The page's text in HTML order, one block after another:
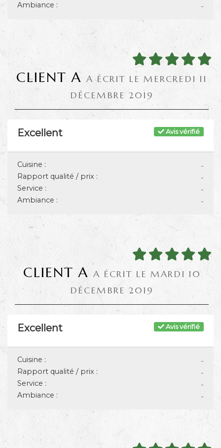
-
Ambiance :
CLIENT A A ÉCRIT LE MERCREDI 11
DÉCEMBRE 2019
Avis vérifié
Excellent
-
Cuisine :
-
Rapport qualité / prix :
-
Service :
-
Ambiance :
CLIENT A A ÉCRIT LE MARDI 10
DÉCEMBRE 2019
Avis vérifié
Excellent
-
Cuisine :
-
Rapport qualité / prix :
-
Service :
-
Ambiance :